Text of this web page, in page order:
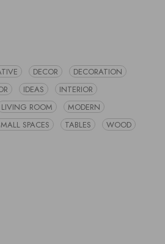
DECOR
DECORATION
IDEAS
INTERIOR
LIVING ROOM
MODERN
SPACES TABLES WOOD